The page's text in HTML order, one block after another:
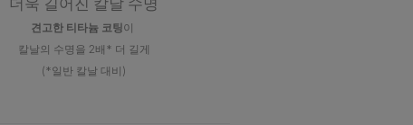
더욱 길어진 칼날 수명
견고한 티타늄 코팅 이
칼날의 수명을 2배* 더 길게
(*일반 칼날 대비)